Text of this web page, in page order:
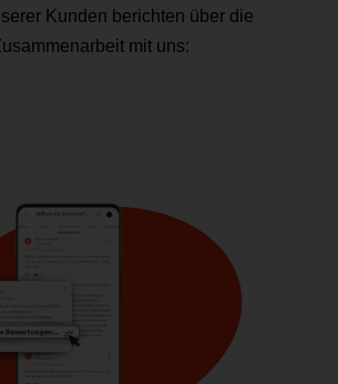
Kunden berichten über die
mit uns: